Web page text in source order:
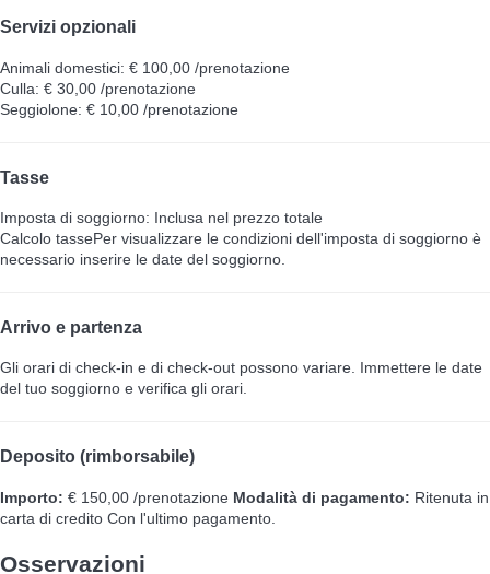
Servizi opzionali
Animali domestici: € 100,00 /prenotazione
Culla: € 30,00 /prenotazione
Seggiolone: € 10,00 /prenotazione
Tasse
Imposta di soggiorno: Inclusa nel prezzo totale
Calcolo tassePer visualizzare le condizioni dell'imposta di soggiorno è
necessario inserire le date del soggiorno.
Arrivo e partenza
Gli orari di check-in e di check-out possono variare. Immettere le date
del tuo soggiorno e verifica gli orari.
Deposito (rimborsabile)
Importo: € 150,00 /prenotazione Modalità di pagamento: Ritenuta in
carta di credito Con l'ultimo pagamento.
Osservazioni